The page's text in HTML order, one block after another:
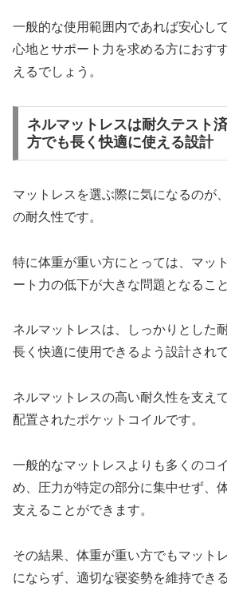
一般的な使用範囲内であれば安心し
心地とサポート力を求める方におす
えるでしょう。
ネルマットレスは耐久テスト
方でも長く快適に使える設計
マットレスを選ぶ際に気になるのが
の耐久性です。
特に体重が重い方にとっては、マッ
ート力の低下が大きな問題となるこ
ネルマットレスは、しっかりとした
長く快適に使用できるよう設計され
ネルマットレスの高い耐久性を支え
配置されたポケットコイルです。
一般的なマットレスよりも多くのコ
め、圧力が特定の部分に集中せず、
支えることができます。
その結果、体重が重い方でもマット
にならず、適切な寝姿勢を維持でき